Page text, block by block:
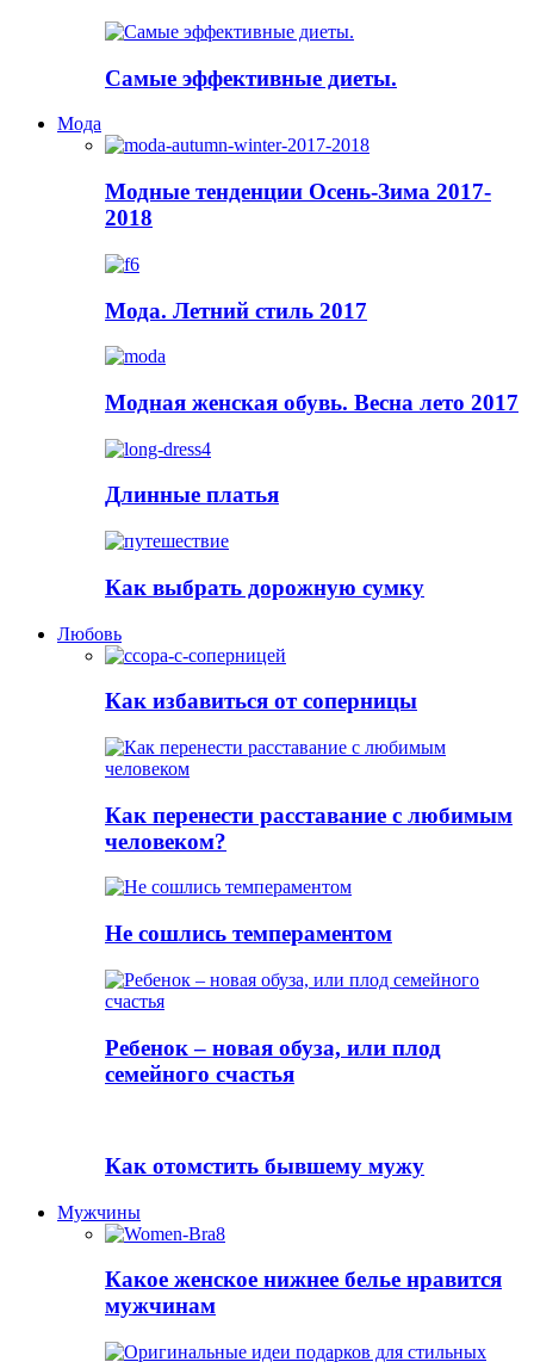
Самые эффективные диеты.
Мода
Модные тенденции Осень-Зима 2017-
2018
Мода. Летний стиль 2017
Модная женская обувь. Весна лето 2017
Длинные платья
Как выбрать дорожную сумку
Любовь
Как избавиться от соперницы
Как перенести расставание с любимым
человеком?
Не сошлись темпераментом
Ребенок – новая обуза, или плод
семейного счастья
Как отомстить бывшему мужу
Мужчины
Какое женское нижнее белье нравится
мужчинам